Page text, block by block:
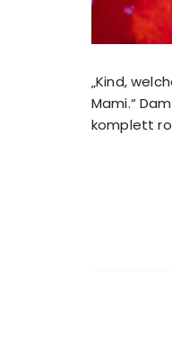
„Kind,
Mami.“
komplett